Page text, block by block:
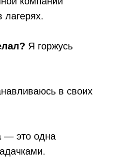
Я горжусь
в своих
— это одна